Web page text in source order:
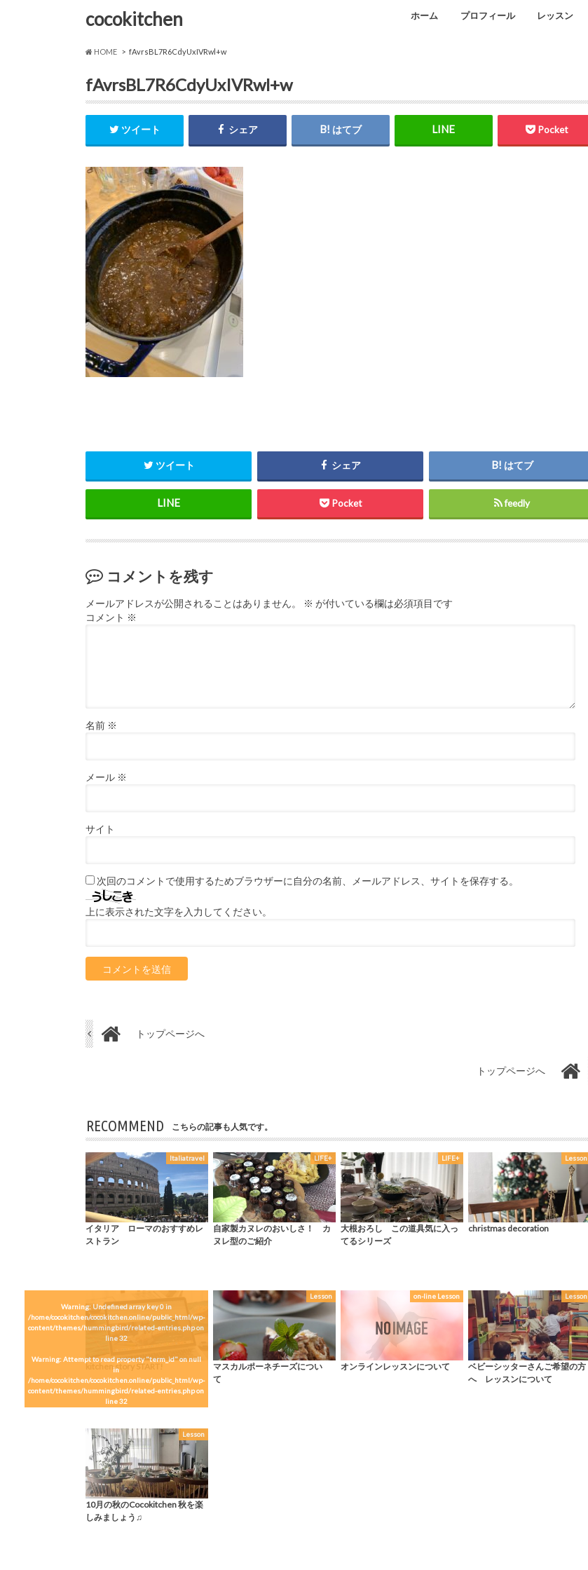
cocokitchen ホーム プロフィール レッスン
HOME fAvrsBL7R6CdyUxIVRwl+w
fAvrsBL7R6CdyUxIVRwl+w
ツイート シェア はてブ Pocket
ツイート シェア はてブ
Pocket feedly
コメントを残す
メールアドレスが公開されることはありません。 ※ が付いている欄は必須項目です
コメント ※
名前 ※
メール ※
サイト
次回のコメントで使用するためブラウザーに自分の名前、メールアドレス、サイトを保存する。
上に表示された文字を入力してください。
トップページへ
トップページへ
RECOMMEND こちらの記事も人気です。
Italiatravel
イタリア ローマのおすすめレ
ストラン
LIFE+
自家製カヌレのおいしさ！ カ
ヌレ型のご紹介
LIFE+
大根おろし この道具気に入っ
てるシリーズ
Lesson
christmas decoration
Warning: Undefined array key 0 in
/home/cocokitchen/cocokitchen.online/public_html/wp-
content/themes/hummingbird/related-entries.phpon
line32
Warning: Attempt to read property "term_id" on null
in
/home/cocokitchen/cocokitchen.online/public_html/wp-
content/themes/hummingbird/related-entries.phpon
line32
kitchen story START!
Lesson
マスカルポーネチーズについ
て
on-line Lesson
オンラインレッスンについて
Lesson
ベビーシッターさんご希望の方
へ レッスンについて
Lesson
10月の秋のCocokitchen 秋を楽
しみましょう♫